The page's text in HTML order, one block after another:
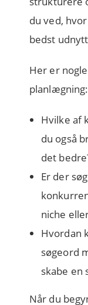
du ved,
bedst
Her er
planlægning:
Hvilke af
du også
det
Er der
niche
Hvordan
søgeord
skabe en
Når du